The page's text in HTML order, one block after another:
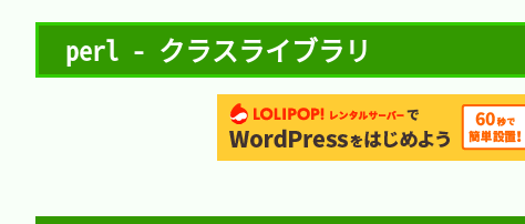
perl - クラスライブラリ